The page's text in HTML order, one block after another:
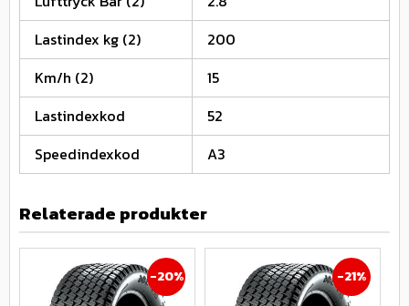
Lastindex kg (2)
200
Km/h (2)
15
Lastindexkod
52
Speedindexkod
A3
Relaterade produkter
20% 21%